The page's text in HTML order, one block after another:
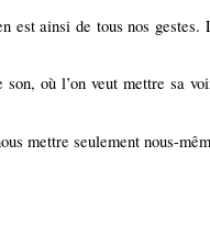
est ainsi de tous nos
où l’on veut mettre sa
mettre seulement nous-